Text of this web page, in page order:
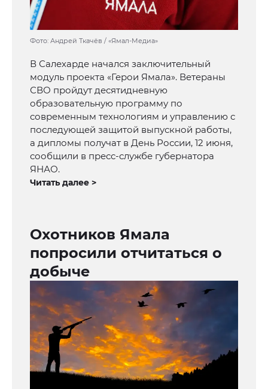
Фото: Андрей Ткачёв / «Ямал-Медиа»
В Салехарде начался заключительный
модуль проекта «Герои Ямала». Ветераны
СВО пройдут десятидневную
образовательную программу по
современным технологиям и управлению с
последующей защитой выпускной работы,
а дипломы получат в День России, 12 июня,
сообщили в пресс-службе губернатора
ЯНАО.
Читать далее >
Охотников Ямала
попросили отчитаться о
добыче